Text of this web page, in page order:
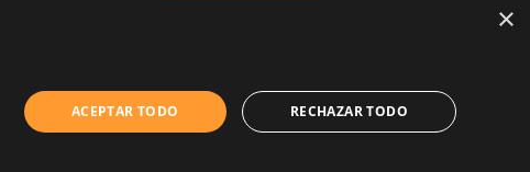
×
ACEPTAR TODO RECHAZAR TODO